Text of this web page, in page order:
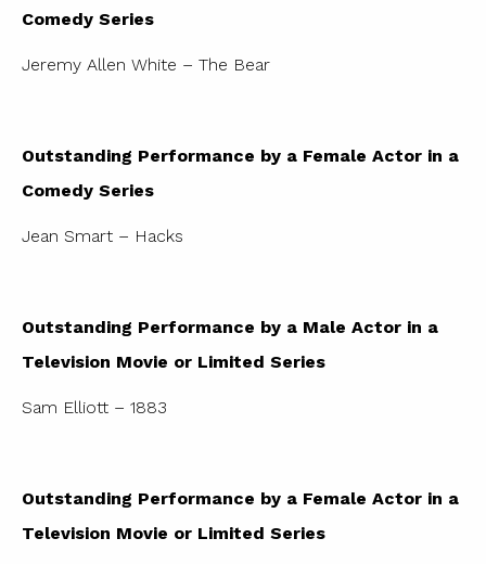
Comedy Series
Jeremy Allen White – The Bear
Outstanding Performance by a Female Actor in a
Comedy Series
Jean Smart – Hacks
Outstanding Performance by a Male Actor in a
Television Movie or Limited Series
Sam Elliott – 1883
Outstanding Performance by a Female Actor in a
Television Movie or Limited Series